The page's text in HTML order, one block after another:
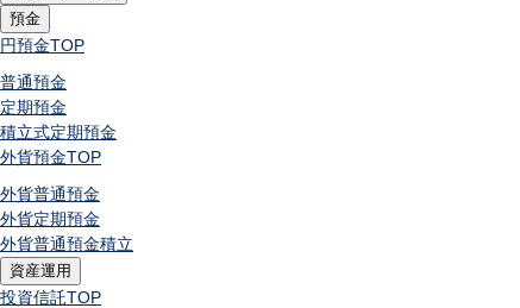
預金
円預金TOP
普通預金
定期預金
積立式定期預金
外貨預金TOP
外貨普通預金
外貨定期預金
外貨普通預金積立
資産運用
投資信託TOP